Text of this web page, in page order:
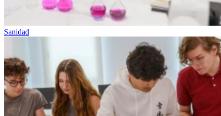
Sanidad